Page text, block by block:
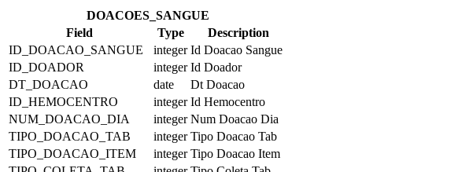
DOACOES_SANGUE
Field
Type
Description
ID_DOACAO_SANGUE
integer Id Doacao Sangue
ID_DOADOR
integer Id Doador
DT_DOACAO
date
Dt Doacao
ID_HEMOCENTRO
integer Id Hemocentro
NUM_DOACAO_DIA
integer Num Doacao Dia
TIPO_DOACAO_TAB
integer Tipo Doacao Tab
TIPO_DOACAO_ITEM
integer Tipo Doacao Item